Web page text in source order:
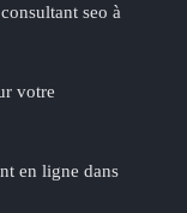
seo à
votre
en ligne dans